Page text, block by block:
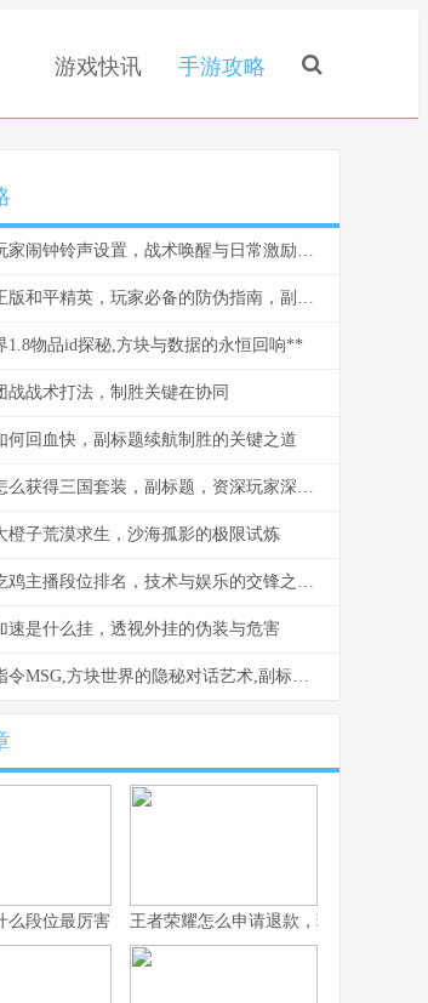
游戏快讯 手游攻略
和平精英玩家闹钟铃声设置，战术唤醒与日常激励的融合
怎么分辨正版和平精英，玩家必备的防伪指南，副标题，守护你的战场纯净体验
1.8物品id探秘,方块与数据的永恒回响**
战战术打法，制胜关键在协同
何回血快，副标题续航制胜的关键之道
和平精英怎么获得三国套装，副标题，资深玩家深度解析获取攻略与实战价值
橙子荒漠求生，沙海孤影的极限试炼
和平精英吃鸡主播段位排名，技术与娱乐的交锋之地，副标题，探寻金字塔尖的生存法则
速是什么挂，透视外挂的伪装与危害
我的世界指令MSG,方块世界的隐秘对话艺术,副标题,资深玩家揭秘游戏内通讯的无限可能
么段位最厉害，探寻段位背后的实力真相，副标题，巅
王者荣耀怎么申请退款，玩家权益守